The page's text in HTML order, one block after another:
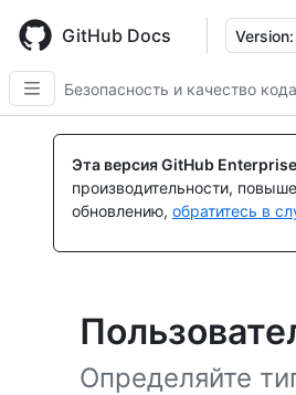
main
content
GitHub Docs Version:
Безопасность и качество кода
Эта версия GitHub
производительности,
обновлению, обратитесь в
Определяйте